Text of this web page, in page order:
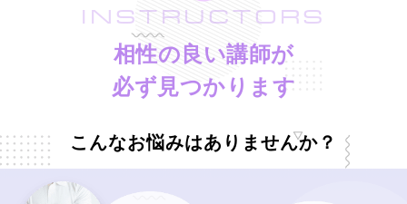
INSTRUCTORS
相性の良い講師が
必ず見つかります
こんなお悩みはありませんか？